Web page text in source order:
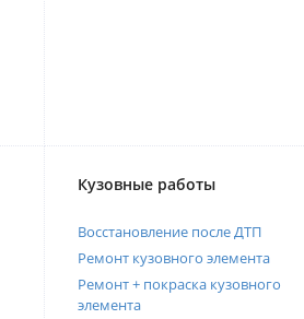
Кузовные работы
Восстановление после ДТП
Ремонт кузовного элемента
Ремонт + покраска кузовного
элемента